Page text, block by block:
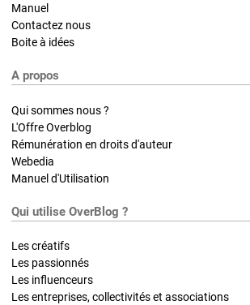
Manuel
Contactez nous
Boite à idées
A propos
Qui sommes nous ?
L'Offre Overblog
Rémunération en droits d'auteur
Webedia
Manuel d'Utilisation
Qui utilise OverBlog ?
Les créatifs
Les passionnés
Les influenceurs
Les entreprises, collectivités et associations